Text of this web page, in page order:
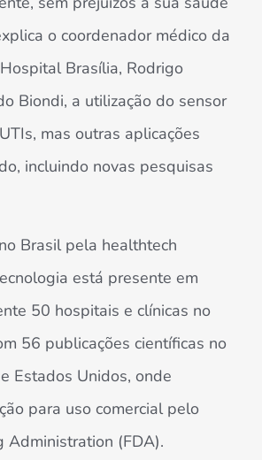
o coordenador médico da
Brasília, Rodrigo
Biondi, a utilização do sensor
mas outras aplicações
incluindo novas pesquisas
Brasil pela healthtech
está presente em
50 hospitais e clínicas no
56 publicações científicas no
Estados Unidos, onde
para uso comercial pelo
Administration (FDA).